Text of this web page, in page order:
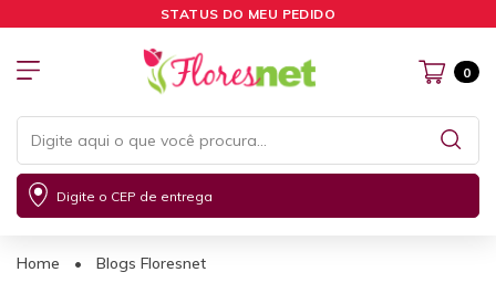
STATUS DO MEU PEDIDO
0
Digite o CEP de entrega
Home • Blogs Floresnet